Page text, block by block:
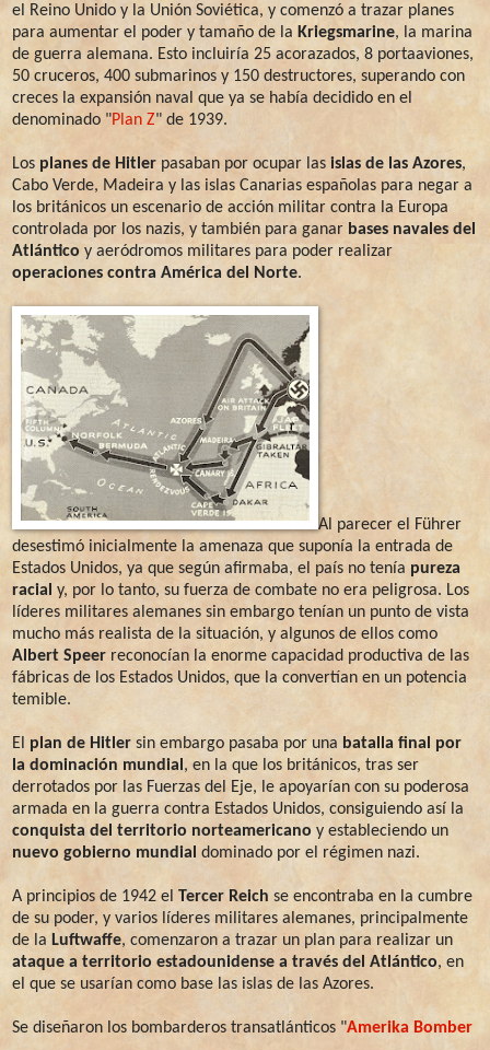
el Reino Unido y la Unión Soviética, y comenzó a trazar planes
para aumentar el poder y tamaño de la Kriegsmarine, la marina
de guerra alemana. Esto incluiría 25 acorazados, 8 portaaviones,
50 cruceros, 400 submarinos y 150 destructores, superando con
creces la expansión naval que ya se había decidido en el
denominado "Plan Z" de 1939.
Los planes de Hitler pasaban por ocupar las islas de las Azores,
Cabo Verde, Madeira y las islas Canarias españolas para negar a
los británicos un escenario de acción militar contra la Europa
controlada por los nazis, y también para ganar bases navales del
Atlántico y aeródromos militares para poder realizar
operaciones contra América del Norte.
Al parecer el Führer
desestimó inicialmente la amenaza que suponía la entrada de
Estados Unidos, ya que según afirmaba, el país no tenía pureza
racial y, por lo tanto, su fuerza de combate no era peligrosa. Los
líderes militares alemanes sin embargo tenían un punto de vista
mucho más realista de la situación, y algunos de ellos como
Albert Speer reconocían la enorme capacidad productiva de las
fábricas de los Estados Unidos, que la convertían en un potencia
temible.
El plan de Hitler sin embargo pasaba por una batalla final por
la dominación mundial , en la que los británicos, tras ser
derrotados por las Fuerzas del Eje, le apoyarían con su poderosa
armada en la guerra contra Estados Unidos, consiguiendo así la
conquista del territorio norteamericano y estableciendo un
nuevo gobierno mundial dominado por el régimen nazi.
A principios de 1942 el Tercer Reich se encontraba en la cumbre
de su poder, y varios líderes militares alemanes, principalmente
de la Luftwaffe, comenzaron a trazar un plan para realizar un
ataque a territorio estadounidense a través del Atlántico, en
el que se usarían como base las islas de las Azores.
Se diseñaron los bombarderos transatlánticos "Amerika Bomber